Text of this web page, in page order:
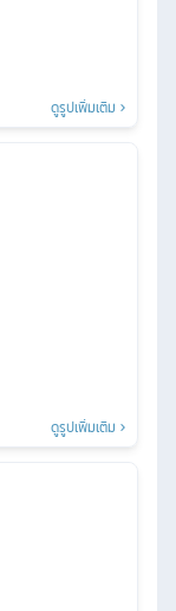
ดูรูปเพิ่มเติม
ดูรูปเพิ่มเติม